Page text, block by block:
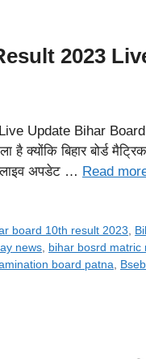
2023
Update Bihar Board
है क्योंकि बिहार बोर्ड
लाइव अपडेट … Read
board 10th result 2023
news bihar bosrd matric
board patna